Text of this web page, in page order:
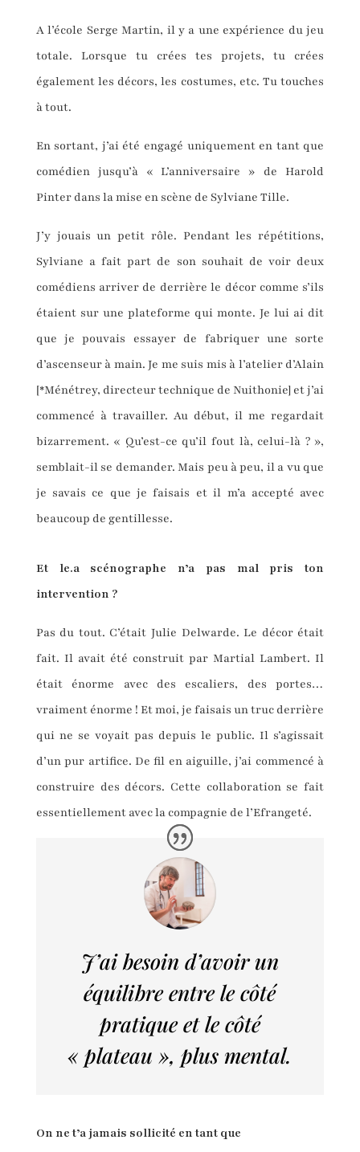
A l’école Serge Martin, il y a une expérience du jeu
totale. Lorsque tu crées tes projets, tu crées
également les décors, les costumes, etc. Tu touches
à tout.
En sortant, j’ai été engagé uniquement en tant que
comédien jusqu’à « L’anniversaire » de Harold
Pinter dans la mise en scène de Sylviane Tille.
J’y jouais un petit rôle. Pendant les répétitions,
Sylviane a fait part de son souhait de voir deux
comédiens arriver de derrière le décor comme s’ils
étaient sur une plateforme qui monte. Je lui ai dit
que je pouvais essayer de fabriquer une sorte
d’ascenseur à main. Je me suis mis à l’atelier d’Alain
[*Ménétrey, directeur technique de Nuithonie] et j’ai
commencé à travailler. Au début, il me regardait
bizarrement. « Qu’est-ce qu’il fout là, celui-là ? »,
semblait-il se demander. Mais peu à peu, il a vu que
je savais ce que je faisais et il m’a accepté avec
beaucoup de gentillesse.
Et le.a scénographe n’a pas mal pris ton
intervention ?
Pas du tout. C’était Julie Delwarde. Le décor était
fait. Il avait été construit par Martial Lambert. Il
était énorme avec des escaliers, des portes…
vraiment énorme ! Et moi, je faisais un truc derrière
qui ne se voyait pas depuis le public. Il s’agissait
d’un pur artifice. De fil en aiguille, j’ai commencé à
construire des décors. Cette collaboration se fait
essentiellement avec la compagnie de l’Efrangeté.
J’ai besoin d’avoir un
équilibre entre le côté
pratique et le côté
« plateau », plus mental.
On ne t’a jamais sollicité en tant que